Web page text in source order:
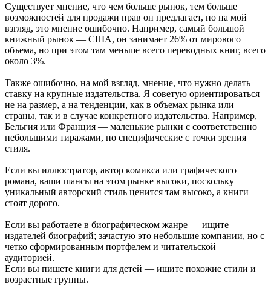
Существует мнение, что чем больше рынок, тем больше
возможностей для продажи прав он предлагает, но на мой
взгляд, это мнение ошибочно. Например, самый большой
книжный рынок — США, он занимает 26% от мирового
объема, но при этом там меньше всего переводных книг, всего
около 3%.
Также ошибочно, на мой взгляд, мнение, что нужно делать
ставку на крупные издательства. Я советую ориентироваться
не на размер, а на тенденции, как в объемах рынка или
страны, так и в случае конкретного издательства. Например,
Бельгия или Франция — маленькие рынки с соответственно
небольшими тиражами, но специфические с точки зрения
стиля.
Если вы иллюстратор, автор комикса или графического
романа, ваши шансы на этом рынке высоки, поскольку
уникальный авторский стиль ценится там высоко, а книги
стоят дорого.
Если вы работаете в биографическом жанре — ищите
издателей биографий; зачастую это небольшие компании, но с
четко сформированным портфелем и читательской
аудиторией.
Если вы пишете книги для детей — ищите похожие стили и
возрастные группы.